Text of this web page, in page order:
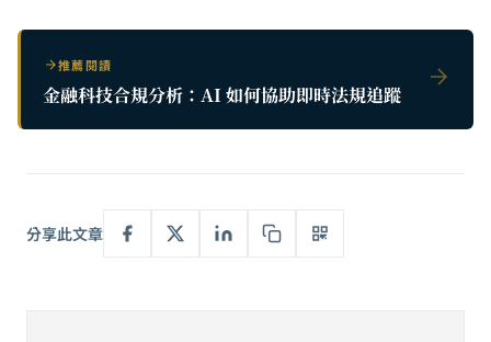
推薦閱讀
金融科技合規分析：AI 如何協助即時法規追蹤
分享此文章